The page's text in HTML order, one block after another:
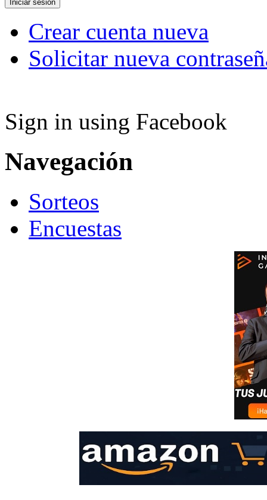
Crear cuenta nueva
Solicitar nueva
Sign in using Facebook
Navegación
Sorteos
Encuestas